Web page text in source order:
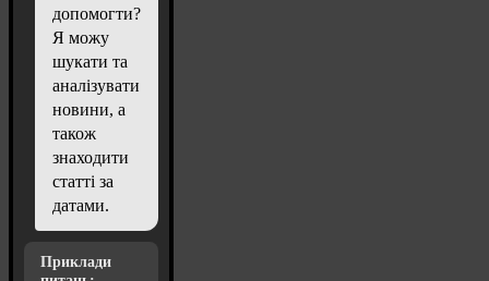
допомогти?
Я можу
шукати та
аналізувати
новини, а
також
знаходити
статті за
датами.
Приклади